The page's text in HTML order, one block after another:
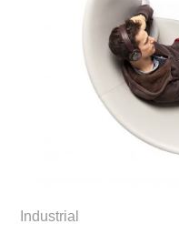
Industrial